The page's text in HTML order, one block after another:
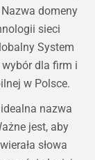
domeny
sieci
System
dla firm i
w Polsce.
nazwa
jest, aby
słowa